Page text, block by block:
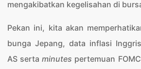
mengakibatkan kegelisahan di
Pekan ini, kita akan
bunga Jepang, data inflasi
AS sertaminutes pertemuan